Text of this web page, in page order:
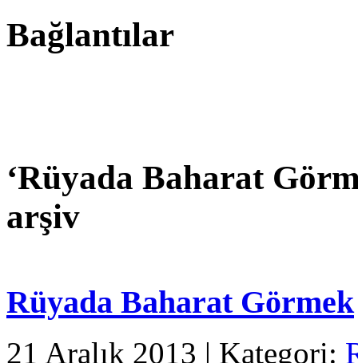
Bağlantılar
‘Rüyada Baharat
arşiv
Rüyada Baharat Görmek
21 Aralık 2013 | Kategori: